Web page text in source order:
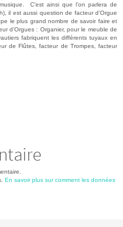
C’est ainsi que l’on parlera de
il est aussi question de facteur d’Orgue
le plus grand nombre de savoir faire et
d’Orgues : Organier, pour le meuble de
fabriquent les différents tuyaux en
de Flûtes, facteur de Trompes, facteur
En savoir plus sur comment les données